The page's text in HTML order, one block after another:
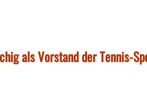
als Vorstand der Tennis-